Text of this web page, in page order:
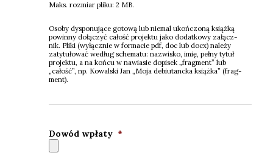
Maks. roz­miar pli­ku: 2 MB.
Oso­by dys­po­nu­ją­ce goto­wą lub nie­mal ukoń­czo­ną książ­ką
powin­ny dołą­czyć całość pro­jek­tu jako dodat­ko­wy załącz­
nik. Pli­ki (wyłącz­nie w for­ma­cie pdf, doc lub docx) nale­ży
zaty­tu­ło­wać według sche­ma­tu: nazwi­sko, imię, peł­ny tytuł
pro­jek­tu, a na koń­cu w nawia­sie dopi­sek „frag­ment” lub
„całość”, np. Kowal­ski Jan „Moja debiu­tanc­ka książ­ka” (frag­
ment).
Dowód wpła­ty *